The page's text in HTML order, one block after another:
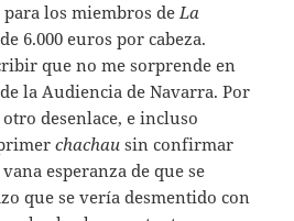
los miembros deLa
6.000 euros por cabeza.
que no me sorprende en
la Audiencia de Navarra. Por
desenlace, e incluso
chachau sin confirmar
esperanza de que se
que se vería desmentido con